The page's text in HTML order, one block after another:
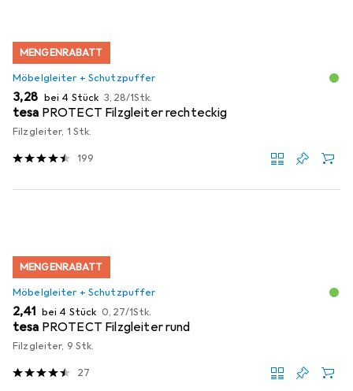
MENGENRABATT
Möbelgleiter + Schutzpuffer
EUR
3,28 bei 4 Stück EUR
3,28/1Stk.
tesa PROTECT Filzgleiter rechteckig
Filzgleiter, 1 Stk.
199
MENGENRABATT
Möbelgleiter + Schutzpuffer
EUR
2,41 bei 4 Stück EUR
0,27/1Stk.
tesa PROTECT Filzgleiter rund
Filzgleiter, 9 Stk.
27